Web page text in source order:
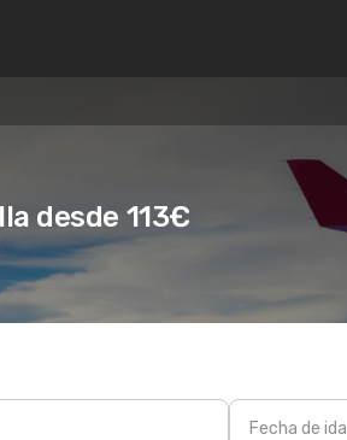
desde 113€
Fecha de ida